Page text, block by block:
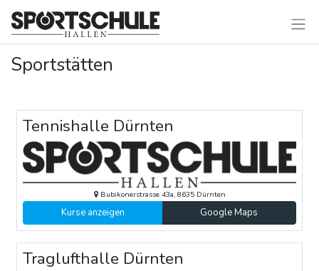
Sportstätten
Tennishalle Dürnten
Bubikonerstrasse 43a, 8635 Dürnten
Kurse anzeigen Google Maps
Traglufthalle Dürnten